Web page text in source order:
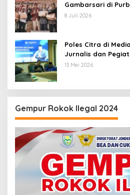
Gambarsari di
8 Juli 2026
Poles Citra di
Jurnalis dan
13 Mei 2026
Gempur Rokok Ilegal 2024